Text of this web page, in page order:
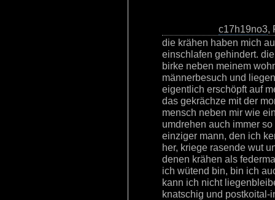
c17h19no3,
die krähen haben mich
einschlafen gehindert.
birke neben meinem
männerbesuch und
eigentlich erschöpft auf
das gekrächze mit der
mensch neben mir wie
umdrehen auch immer
einziger mann, den ich
her, kriege rasende wut
denen krähen als
ich wütend bin, bin ich
kann ich nicht
knatschig und postkoital-